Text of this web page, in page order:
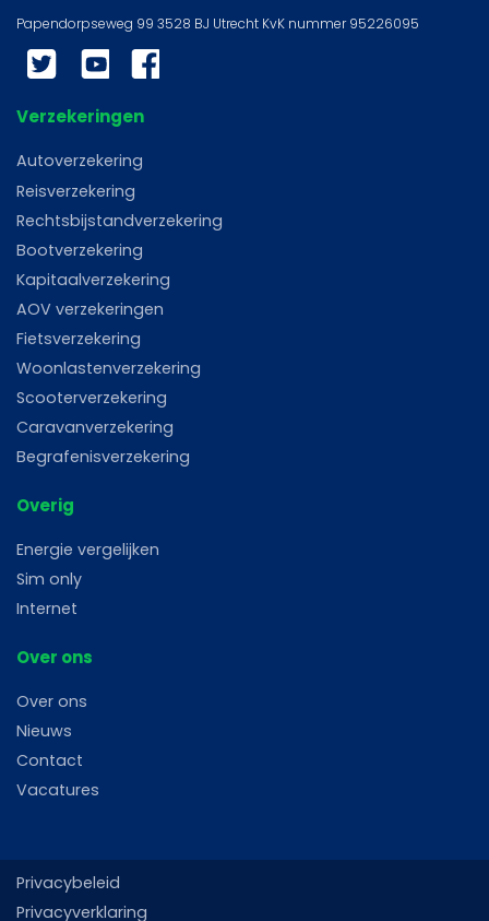
Twitter YouTube
Verzekeringen
Autoverzekering
Reisverzekering
Rechtsbijstandverzekering
Bootverzekering
Kapitaalverzekering
AOV verzekeringen
Fietsverzekering
Woonlastenverzekering
Scooterverzekering
Caravanverzekering
Begrafenisverzekering
Overig
Energie vergelijken
Sim only
Internet
Over ons
Over ons
Nieuws
Contact
Vacatures
Privacybeleid
Privacyverklaring